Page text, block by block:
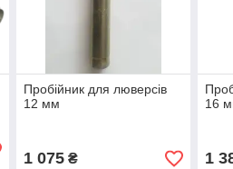
Пробійник для люверсів
12 мм
1 075₴
16
1